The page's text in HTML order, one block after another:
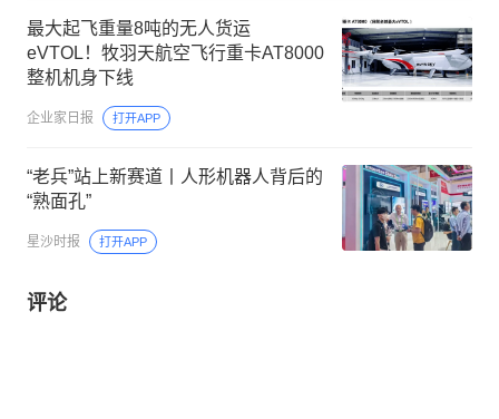
最大起飞重量8吨的无人货运
eVTOL！牧羽天航空飞行重卡AT8000
整机机身下线
企业家日报 打开APP
“老兵”站上新赛道丨人形机器人背后的
“熟面孔”
星沙时报 打开APP
评论